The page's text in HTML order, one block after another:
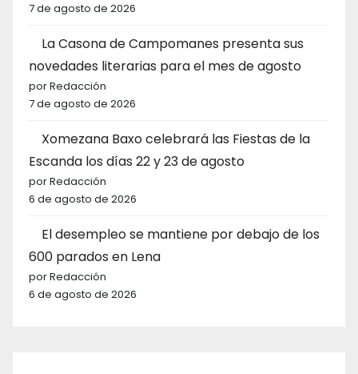
7 de agosto de 2026
La Casona de Campomanes presenta sus
novedades literarias para el mes de agosto
por Redacción
7 de agosto de 2026
Xomezana Baxo celebrará las Fiestas de la
Escanda los días 22 y 23 de agosto
por Redacción
6 de agosto de 2026
El desempleo se mantiene por debajo de los
600 parados en Lena
por Redacción
6 de agosto de 2026